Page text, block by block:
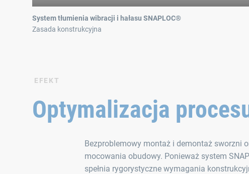
System tłumienia wibracji i hałasu SNAPLOC®
Zasada konstrukcyjna
EFEKT
Optymalizacja
Bezproblemowy montaż i demontaż sworzni
mocowania obudowy. Ponieważ system
spełnia rygorystyczne wymagania